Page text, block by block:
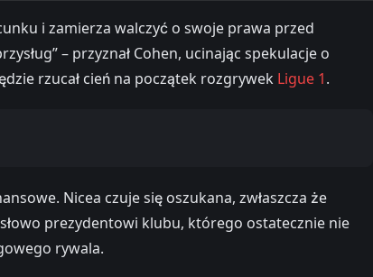
i zamierza walczyć o swoje prawa przed
– przyznał Cohen, ucinając spekulacje o
rzucał cień na początek rozgrywek Ligue 1.
Nicea czuje się oszukana, zwłaszcza że
prezydentowi klubu, którego ostatecznie nie
rywala.